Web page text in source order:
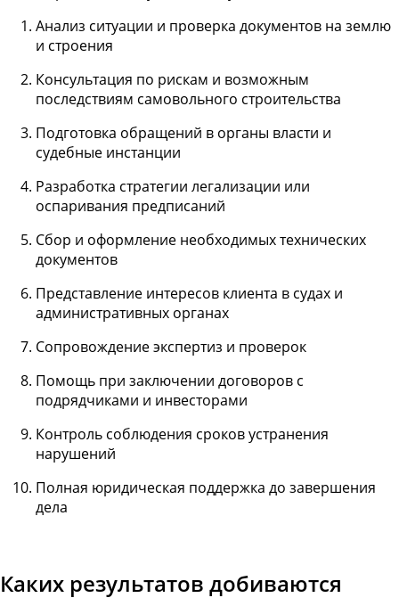
Анализ ситуации и проверка документов на землю
и строения
Консультация по рискам и возможным
последствиям самовольного строительства
Подготовка обращений в органы власти и
судебные инстанции
Разработка стратегии легализации или
оспаривания предписаний
Сбор и оформление необходимых технических
документов
Представление интересов клиента в судах и
административных органах
Сопровождение экспертиз и проверок
Помощь при заключении договоров с
подрядчиками и инвесторами
Контроль соблюдения сроков устранения
нарушений
Полная юридическая поддержка до завершения
дела
Каких результатов добиваются